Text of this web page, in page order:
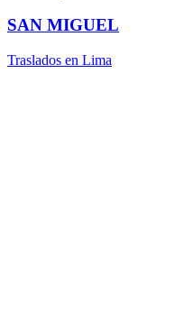
SAN MIGUEL
Traslados en Lima